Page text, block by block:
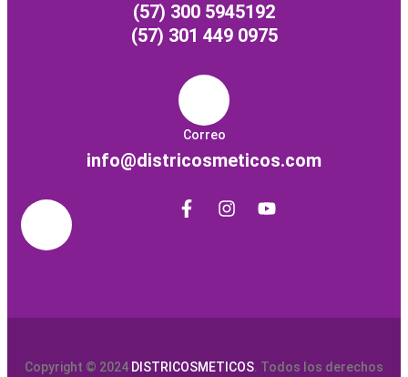
(57) 300 5945192
(57) 301 449 0975
Correo
info@districosmeticos.com
Copyright © 2024 DISTRICOSMETICOS. Todos los derechos